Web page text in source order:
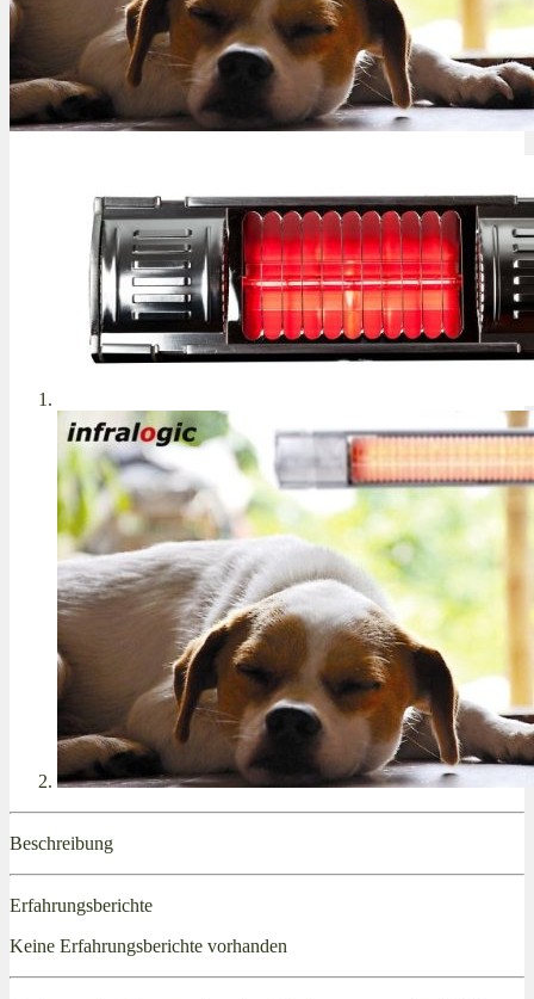
Beschreibung
Erfahrungsberichte
Keine Erfahrungsberichte vorhanden